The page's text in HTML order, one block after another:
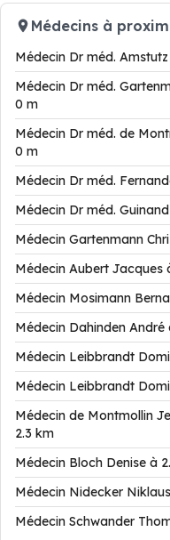
Médecins à
Médecin Dr méd.
Médecin Dr méd.
0 m
Médecin Dr méd. de
0 m
Médecin Dr méd.
Médecin Dr méd.
Médecin Gartenmann
Médecin Aubert Jacques
Médecin Mosimann
Médecin Dahinden André
Médecin Leibbrandt
Médecin Leibbrandt
Médecin de Montmollin
2.3 km
Médecin Bloch Denise à
Médecin Nidecker
Médecin Schwander